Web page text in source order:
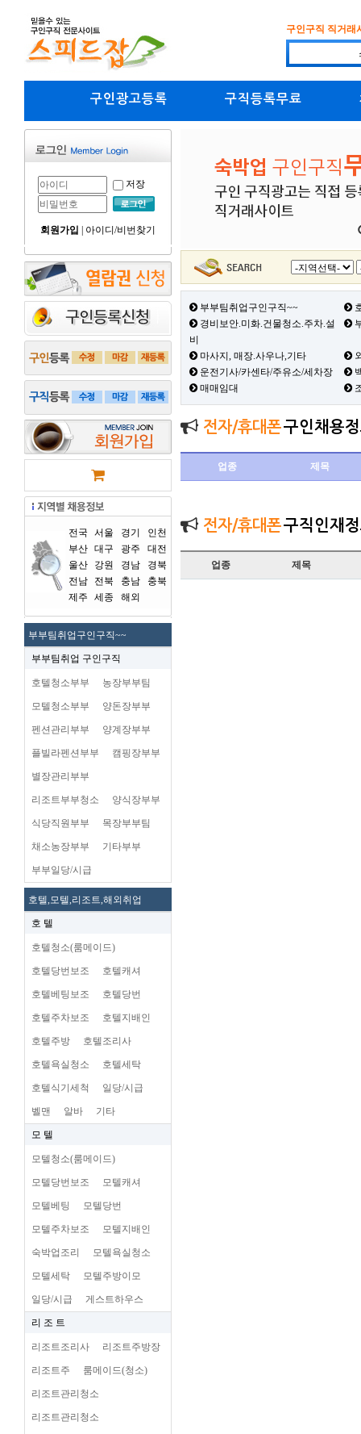
구인구직 직거래
구인광고등록 구직등록무료
저장
회원가입 아이디/비번찾기
전국 서울 경기
인천
부산 대구 광주
대전
울산
강원 경남
경북
전남
전북 충남
충북
제주
세종 해외
부부팀취업구인구직~~
부부팀취업 구인구직
호텔청소부부 농장부부팀
모텔청소부부 양돈장부부
펜션관리부부 양계장부부
플빌라펜션부부 캠핑장부부
별장관리부부
리조트부부청소 양식장부부
식당직원부부 목장부부팀
채소농장부부 기타부부
부부일당/시급
호텔,모텔,리조트,해외취업
호 텔
호텔청소(룸메이드)
호텔당번보조 호텔캐셔
호텔베팅보조 호텔당번
호텔주차보조 호텔지배인
호텔주방 호텔조리사
호텔욕실청소 호텔세탁
호텔식기세척 일당/시급
벨맨 알바 기타
모 텔
모텔청소(룸메이드)
모텔당번보조 모텔캐셔
모텔베팅 모텔당번
모텔주차보조 모텔지배인
숙박업조리 모텔욕실청소
모텔세탁 모텔주방이모
일당/시급 게스트하우스
리 조 트
리조트조리사 리조트주방장
리조트주 룸메이드(청소)
리조트관리청소
리조트관리청소
부부팀취업구인구직~~
경비보안.미화.건물청소.주차.설
비
마사지, 매장.사우나,기타
운전기사/카센타/주유소/세차장
매매임대
전자/휴대폰구인채용
업종 제목
전자/휴대폰구직인재
업종 제목